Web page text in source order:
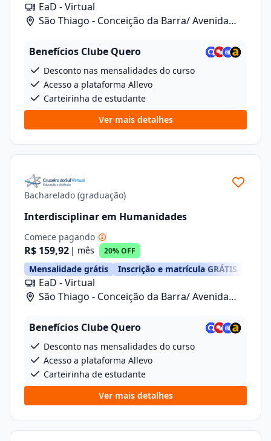
EaD - Virtual
São Thiago - Conceição da Barra/ Avenida
Benefícios Clube Quero
Desconto nas mensalidades do curso
Acesso a plataforma Allevo
Carteirinha de estudante
Ver mais detalhes
Bacharelado (graduação)
Interdisciplinar em Humanidades
Comece pagando
R$ 159,92 | mês 20% OFF
Mensalidade grátis Inscrição e matrícula GRÁTIS
EaD - Virtual
São Thiago - Conceição da Barra/ Avenida
Benefícios Clube Quero
Desconto nas mensalidades do curso
Acesso a plataforma Allevo
Carteirinha de estudante
Ver mais detalhes